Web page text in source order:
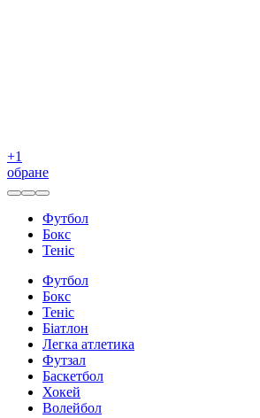
+1
обране
Футбол
Бокс
Теніс
Футбол
Бокс
Теніс
Біатлон
Легка атлетика
Футзал
Баскетбол
Хокей
Волейбол